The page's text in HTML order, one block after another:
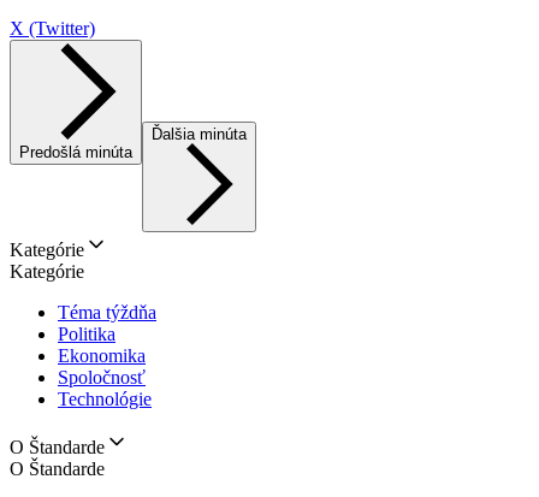
X (Twitter)
Predošlá minúta
Ďalšia minúta
Kategórie
Kategórie
Téma týždňa
Politika
Ekonomika
Spoločnosť
Technológie
O Štandarde
O Štandarde